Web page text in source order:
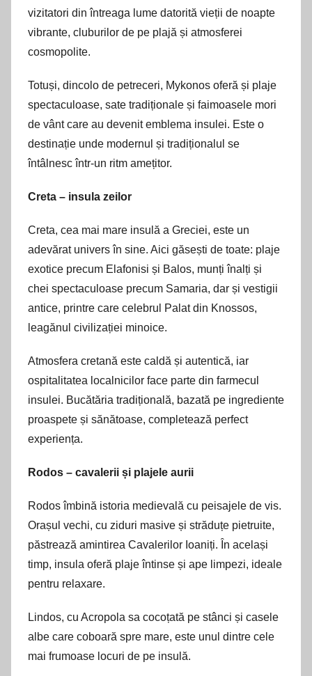
vizitatori din întreaga lume datorită vieții de noapte
vibrante, cluburilor de pe plajă și atmosferei
cosmopolite.
Totuși, dincolo de petreceri, Mykonos oferă și plaje
spectaculoase, sate tradiționale și faimoasele mori
de vânt care au devenit emblema insulei. Este o
destinație unde modernul și tradiționalul se
întâlnesc într-un ritm amețitor.
Creta – insula zeilor
Creta, cea mai mare insulă a Greciei, este un
adevărat univers în sine. Aici găsești de toate: plaje
exotice precum Elafonisi și Balos, munți înalți și
chei spectaculoase precum Samaria, dar și vestigii
antice, printre care celebrul Palat din Knossos,
leagănul civilizației minoice.
Atmosfera cretană este caldă și autentică, iar
ospitalitatea localnicilor face parte din farmecul
insulei. Bucătăria tradițională, bazată pe ingrediente
proaspete și sănătoase, completează perfect
experiența.
Rodos – cavalerii și plajele aurii
Rodos îmbină istoria medievală cu peisajele de vis.
Orașul vechi, cu ziduri masive și străduțe pietruite,
păstrează amintirea Cavalerilor Ioaniți. În același
timp, insula oferă plaje întinse și ape limpezi, ideale
pentru relaxare.
Lindos, cu Acropola sa cocoțată pe stânci și casele
albe care coboară spre mare, este unul dintre cele
mai frumoase locuri de pe insulă.